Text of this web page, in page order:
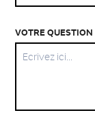
VOTRE QUESTION